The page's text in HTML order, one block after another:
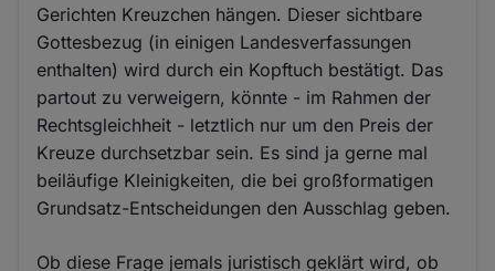
Gerichten Kreuzchen hängen. Dieser sichtbare
Gottesbezug (in einigen Landesverfassungen
enthalten) wird durch ein Kopftuch bestätigt. Das
partout zu verweigern, könnte - im Rahmen der
Rechtsgleichheit - letztlich nur um den Preis der
Kreuze durchsetzbar sein. Es sind ja gerne mal
beiläufige Kleinigkeiten, die bei großformatigen
Grundsatz-Entscheidungen den Ausschlag geben.
Ob diese Frage jemals juristisch geklärt wird, ob